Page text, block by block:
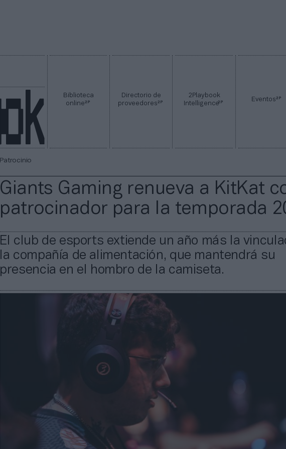
Biblioteca
online2P
Directorio de
proveedores2P
2Playbook
Intelligence2P Eventos2P
Patrocinio
Giants Gaming renueva a KitKat
patrocinador para la temporada
El club de esports extiende un año más la
la compañía de alimentación, que mantendrá su
presencia en el hombro de la camiseta.